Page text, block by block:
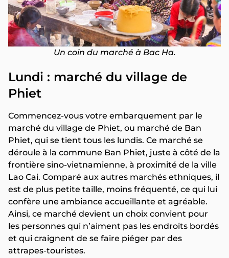
Un coin du marché à Bac Ha.
Lundi : marché du village de
Phiet
Commencez-vous votre embarquement par le
marché du village de Phiet, ou marché de Ban
Phiet, qui se tient tous les lundis. Ce marché se
déroule à la commune Ban Phiet, juste à côté de la
frontière sino-vietnamienne, à proximité de la ville
Lao Cai. Comparé aux autres marchés ethniques, il
est de plus petite taille, moins fréquenté, ce qui lui
confère une ambiance accueillante et agréable.
Ainsi, ce marché devient un choix convient pour
les personnes qui n’aiment pas les endroits bordés
et qui craignent de se faire piéger par des
attrapes-touristes.